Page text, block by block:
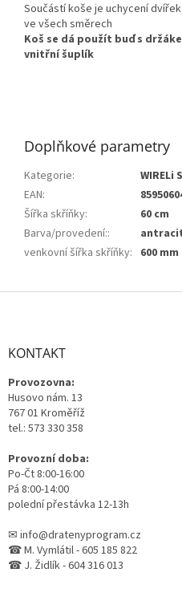
Součástí koše je uchycení
ve všech směrech
Koš se dá použít buď s
vnitřní šuplík
Doplňkové parametry
Kategorie:
WIRELi
EAN:
Šířka skříňky:
60 cm
Barva/provedení::
venkovní šířka skříňky: 600 mm
Z
KONTAKT
Provozovna:
Husovo nám. 13
767 01 Kroměříž
tel.: 573 330 358
Provozní doba:
Po-Čt 8:00-16:00
Pá 8:00-14:00
polední přestávka 12-13h
✉ info@dratenyprogram.cz
☎ M. Vymlátil - 605 185 822
☎ J. Židlík - 604 316 013